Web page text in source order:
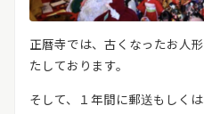
正暦寺では、古くなったお人
たしております。
そして、１年間に郵送もしく